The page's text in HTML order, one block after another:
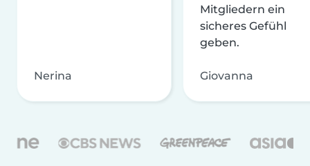
Nerina
Mitgliedern ein
sicheres Gefühl
geben.
Giovanna